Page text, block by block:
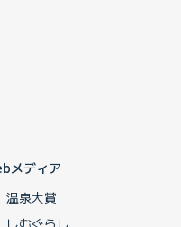
メディア
温泉大賞
しむぐらし